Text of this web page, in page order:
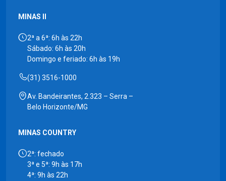
MINAS II
2ª a 6ª: 6h às 22h
Sábado: 6h às 20h
Domingo e feriado: 6h às 19h
(31) 3516-1000
Av. Bandeirantes, 2.323 – Serra –
Belo Horizonte/MG
MINAS COUNTRY
2ª: fechado
3ª e 5ª: 9h às 17h
4ª: 9h às 22h